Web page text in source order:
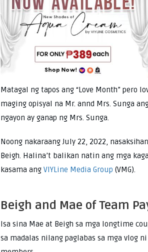
Matagal ng tapos ang “Love Month” pero
maging opisyal na Mr. annd Mrs. Sunga
ngayon ay ganap ng Mrs. Sunga.
Noong nakaraang July 22, 2022,
Beigh. Halina’t balikan natin ang mga
kasama ang VIYLine Media Group (VMG).
Beigh and Mae of Team
Isa sina Mae at Beigh sa mga longtime
sa madalas nilang paglabas sa mga vlog